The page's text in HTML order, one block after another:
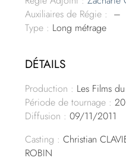
Auxiliaires de Régie : –
Type : Long métrage
DÉTAILS
Production : Les Films
Période de tournage :
Diffusion : 09/11/2011
Casting : Christian
ROBIN